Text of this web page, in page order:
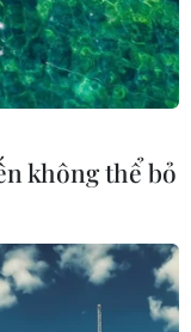
không thể bỏ